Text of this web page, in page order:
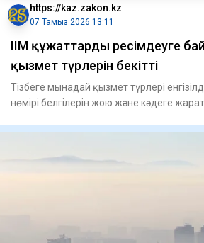
https://kaz.zakon.kz
07 Тамыз 2026 13:11
ІІМ құжаттарды ресімдеуге
қызмет түрлерін бекітті
Тізбеге мынадай қызмет түрлері
нөмірі белгілерін жою және кәдеге